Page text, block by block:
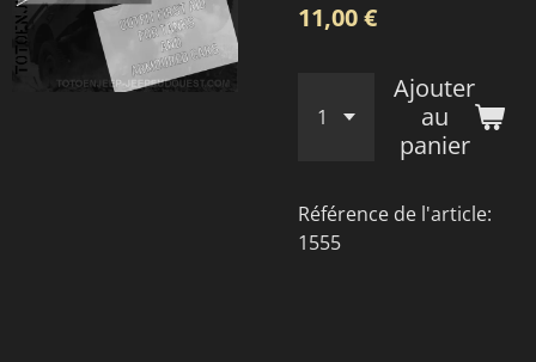
11,00 €
Ajouter
au
panier
Référence de l'article:
1555